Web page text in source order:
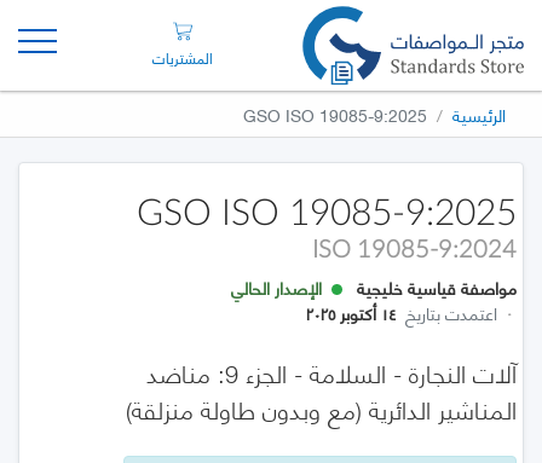
المشتريات
الرئيسية GSO ISO 19085-9:2025
GSO ISO 19085-9:2025
ISO 19085-9:2024
مواصفة قياسية خليجية
الإصدار الحالي
· اعتمدت بتاريخ ١٤ أكتوبر ٢٠٢٥
آلات النجارة - السلامة - الجزء 9: مناضد
المناشير الدائرية (مع وبدون طاولة منزلقة)